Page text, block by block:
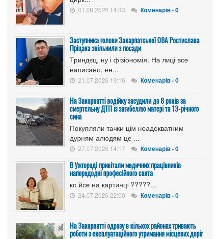
01.08.2026 14:33 Коменарів - 0
Заступника голови Закарпатської ОВА Ростислава
Пріцака звільнили з посади
Триндєц, ну і фізіономія. На лиці все
написано, не...
21.07.2026 19:16 Коменарів - 0
На Закарпатті водійку засудили до 8 років за
смертельну ДТП із загибеллю матері та 13-річного
сина
Покупляли тачки цім неадекватним
дурням алюдям це ...
27.07.2026 14:17 Коменарів - 0
В Ужгороді привітали медичних працівників
напередодні професійного свята
ко йсе на картинці ?????...
24.07.2026 22:00 Коменарів - 0
На Закарпатті одразу в кількох районах тривають
роботи з експлуатаційного утримання місцевих доріг